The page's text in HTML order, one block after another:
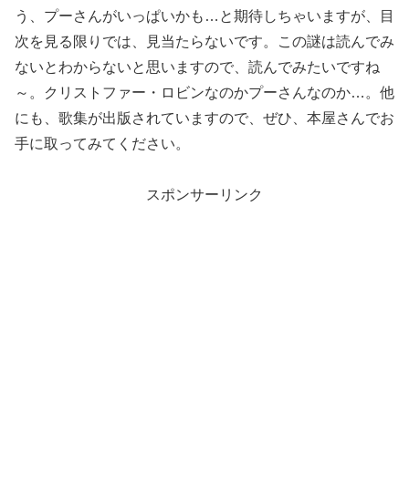
う、プーさんがいっぱいかも…と期待しちゃいますが、目
次を見る限りでは、見当たらないです。この謎は読んでみ
ないとわからないと思いますので、読んでみたいですね
～。クリストファー・ロビンなのかプーさんなのか…。他
にも、歌集が出版されていますので、ぜひ、本屋さんでお
手に取ってみてください。
スポンサーリンク